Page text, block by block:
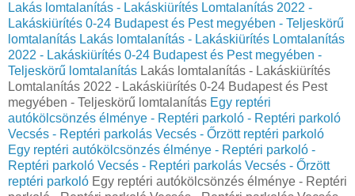
Lakás lomtalanítás - Lakáskiürítés Lomtalanítás‎ 2022 -
Lakáskiürítés 0-24 Budapest és Pest megyében‎ - Teljeskörű
lomtalanítás Lakás lomtalanítás - Lakáskiürítés Lomtalanítás‎
2022 - Lakáskiürítés 0-24 Budapest és Pest megyében‎ -
Teljeskörű lomtalanítás Lakás lomtalanítás - Lakáskiürítés
Lomtalanítás‎ 2022 - Lakáskiürítés 0-24 Budapest és Pest
megyében‎ - Teljeskörű lomtalanítás Egy reptéri
autókölcsönzés élménye - Reptéri parkoló - Reptéri parkoló
Vecsés - Reptéri parkolás Vecsés - Őrzött reptéri parkoló
Egy reptéri autókölcsönzés élménye - Reptéri parkoló -
Reptéri parkoló Vecsés - Reptéri parkolás Vecsés - Őrzött
reptéri parkoló Egy reptéri autókölcsönzés élménye - Reptéri